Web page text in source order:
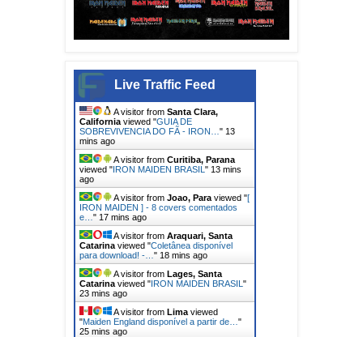
Live Traffic Feed
A visitor from Santa Clara,
California viewed "GUIA DE
SOBREVIVENCIA DO FÃ - IRON… " 13
mins ago
A visitor from Curitiba, Parana
viewed "IRON MAIDEN BRASIL " 13 mins
ago
A visitor from Joao, Para viewed "[
IRON MAIDEN ] - 8 covers comentados
e… " 18 mins ago
A visitor from Araquari, Santa
Catarina viewed "Coletânea disponível
para download! -… " 18 mins ago
A visitor from Lages, Santa
Catarina viewed "IRON MAIDEN BRASIL "
23 mins ago
A visitor from Lima viewed
"Maiden England disponível a partir de… "
25 mins ago